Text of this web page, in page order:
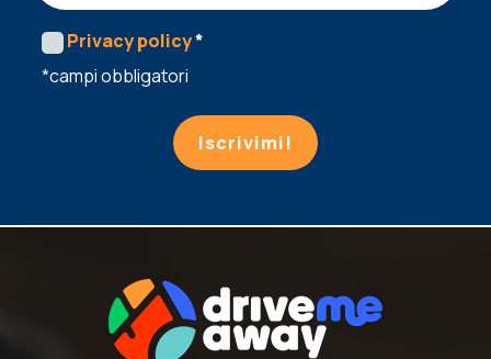
Privacy policy*
*campi obbligatori
Iscrivimi!